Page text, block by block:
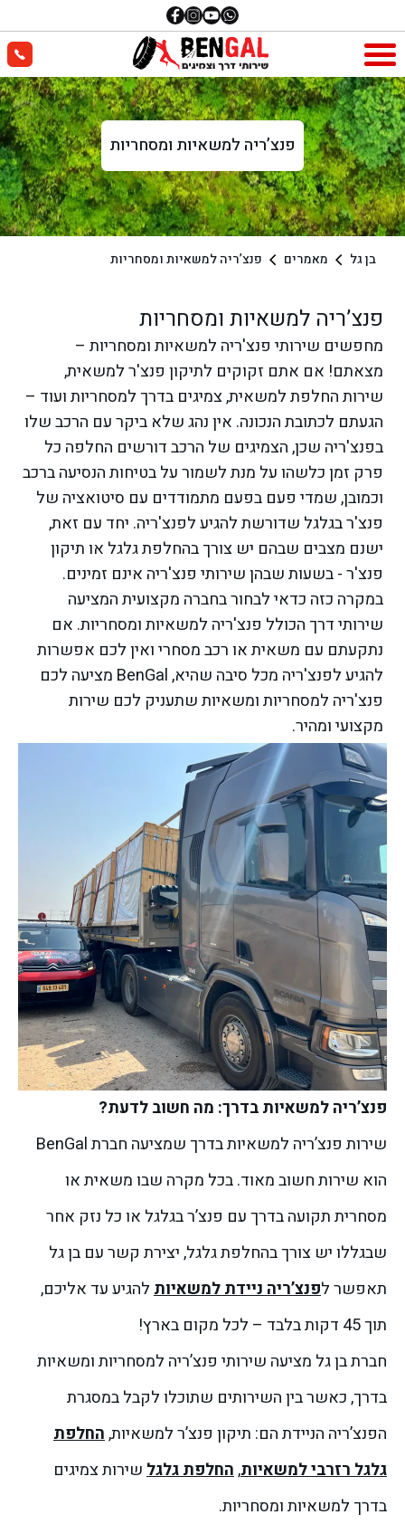
פנצ’ריה למשאיות ומסחריות
בן גל מאמרים פנצ’ריה למשאיות ומסחריות
פנצ’ריה למשאיות ומסחריות
מחפשים שירותי פנצ'ריה למשאיות ומסחריות –
מצאתם! אם אתם זקוקים לתיקון פנצ'ר למשאית,
שירות החלפת למשאית, צמיגים בדרך למסחריות ועוד –
הגעתם לכתובת הנכונה. אין נהג שלא ביקר עם הרכב שלו
בפנצ'ריה שכן, הצמיגים של הרכב דורשים החלפה כל
פרק זמן כלשהו על מנת לשמור על בטיחות הנסיעה ברכב
וכמובן, שמדי פעם בפעם מתמודדים עם סיטואציה של
פנצ'ר בגלגל שדורשת להגיע לפנצ'ריה. יחד עם זאת,
ישנם מצבים שבהם יש צורך בהחלפת גלגל או תיקון
פנצ'ר - בשעות שבהן שירותי פנצ'ריה אינם זמינים.
במקרה כזה כדאי לבחור בחברה מקצועית המציעה
שירותי דרך הכולל פנצ'ריה למשאיות ומסחריות. אם
נתקעתם עם משאית או רכב מסחרי ואין לכם אפשרות
להגיע לפנצ'ריה מכל סיבה שהיא, BenGal מציעה לכם
פנצ'ריה למסחריות ומשאיות שתעניק לכם שירות
מקצועי ומהיר.
פנצ’ריה למשאיות בדרך: מה חשוב לדעת?
שירות פנצ’ריה למשאיות בדרך שמציעה חברת BenGal
הוא שירות חשוב מאוד. בכל מקרה שבו משאית או
מסחרית תקועה בדרך עם פנצ’ר בגלגל או כל נזק אחר
שבגללו יש צורך בהחלפת גלגל, יצירת קשר עם בן גל
תאפשר לפנצ’ריה ניידת למשאיותלהגיע עד אליכם,
תוך 45 דקות בלבד – לכל מקום בארץ!
חברת בן גל מציעה שירותי פנצ’ריה למסחריות ומשאיות
בדרך, כאשר בין השירותים שתוכלו לקבל במסגרת
הפנצ’ריה הניידת הם: תיקון פנצ’ר למשאיות,החלפת
גלגל רזרבי למשאיות,החלפת גלגלשירות צמיגים
בדרך למשאיות ומסחריות.